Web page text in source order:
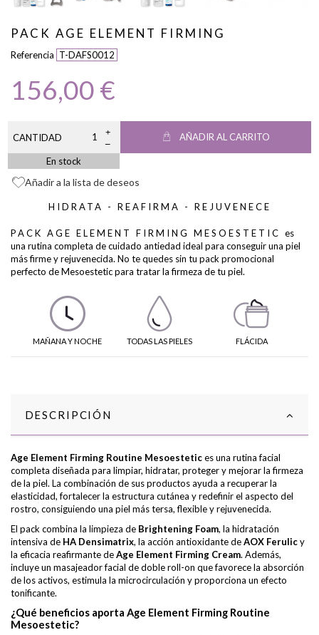
PACK AGE ELEMENT FIRMING
Referencia T-DAFS0012
156,00 €
CANTIDAD AÑADIR AL CARRITO
En stock
Añadir a la lista de deseos
HIDRATA - REAFIRMA - REJUVENECE
PACK AGE ELEMENT FIRMING MESOESTETIC es
una rutina completa de cuidado antiedad ideal para conseguir una piel
más firme y rejuvenecida. No te quedes sin tu pack promocional
perfecto de Mesoestetic para tratar la firmeza de tu piel.
MAÑANA Y NOCHE TODAS LAS PIELES FLÁCIDA
DESCRIPCIÓN
Age Element Firming Routine Mesoestetices una rutina facial
completa diseñada para limpiar, hidratar, proteger y mejorar la firmeza
de la piel. La combinación de sus productos ayuda a recuperar la
elasticidad, fortalecer la estructura cutánea y redefinir el aspecto del
rostro, consiguiendo una piel más tersa, flexible y rejuvenecida.
El pack combina la limpieza de Brightening Foam, la hidratación
intensiva de HA Densimatrix, la acción antioxidante deAOX Ferulicy
la eficacia reafirmante deAge Element Firming Cream. Además,
incluye un masajeador facial de doble roll-on que favorece la absorción
de los activos, estimula la microcirculación y proporciona un efecto
tonificante.
¿Qué beneficios aporta Age Element Firming Routine
Mesoestetic?